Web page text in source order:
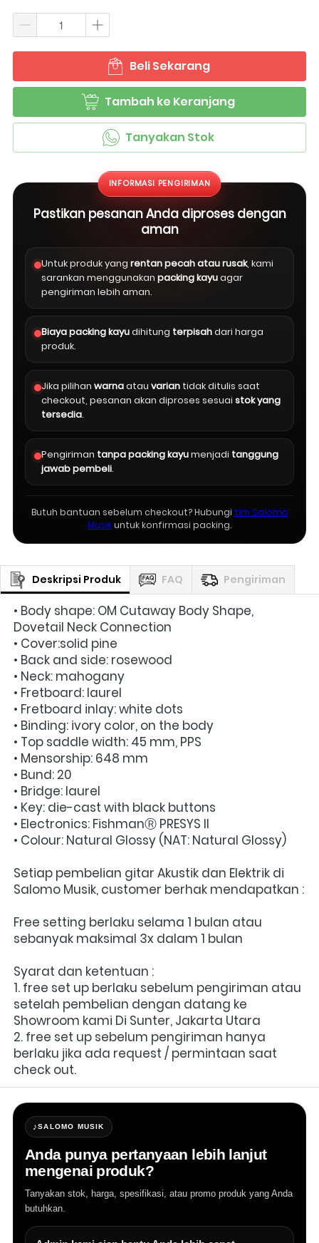
` Beli Sekarang
` Tambah ke Keranjang
` Tanyakan Stok
INFORMASI PENGIRIMAN
Pastikan pesanan Anda diproses dengan
aman
Untuk produk yang rentan pecah atau rusak, kami
sarankan menggunakan packing kayuagar
pengiriman lebih aman.
Biaya packing kayudihitung terpisahdari harga
produk.
Jika pilihan warnaatau varian tidak ditulis saat
checkout, pesanan akan diproses sesuai stok yang
tersedia.
Pengiriman tanpa packing kayumenjadi tanggung
jawab pembeli.
Butuh bantuan sebelum checkout? Hubungi tim Salomo
Musikuntuk konfirmasi packing.
Deskripsi Produk FAQ Pengiriman
• Body shape: OM Cutaway Body Shape,
Dovetail Neck Connection
• Cover:solid pine
• Back and side: rosewood
• Neck: mahogany
• Fretboard: laurel
• Fretboard inlay: white dots
• Binding: ivory color, on the body
• Top saddle width: 45 mm, PPS
• Mensorship: 648 mm
• Bund: 20
• Bridge: laurel
• Key: die-cast with black buttons
• Electronics: FishmanⓇ PRESYS II
• Colour: Natural Glossy (NAT: Natural Glossy)
Setiap pembelian gitar Akustik dan Elektrik di
Free setting berlaku selama 1 bulan atau
sebanyak maksimal 3x dalam 1 bulan
Syarat dan ketentuan :
1. free set up berlaku sebelum pengiriman atau
setelah pembelian dengan datang ke
Showroom kami Di Sunter, Jakarta Utara
2. free set up sebelum pengiriman hanya
berlaku jika ada request / permintaan saat
check out.
♪SALOMO MUSIK
Anda punya pertanyaan lebih lanjut
mengenai produk?
Tanyakan stok, harga, spesifikasi, atau promo produk yang Anda
butuhkan.